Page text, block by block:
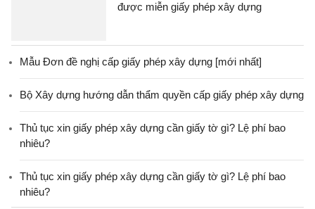
được miễn giấy phép xây dựng
Mẫu Đơn đề nghị cấp giấy phép xây dựng [mới nhất]
Bộ Xây dựng hướng dẫn thẩm quyền cấp giấy phép xây dựng
Thủ tục xin giấy phép xây dựng cần giấy tờ gì? Lệ phí bao
nhiêu?
Thủ tục xin giấy phép xây dựng cần giấy tờ gì? Lệ phí bao
nhiêu?